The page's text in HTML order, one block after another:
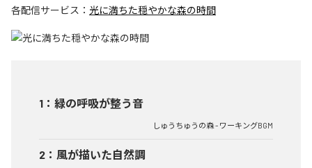
各配信サービス： 光に満ちた穏やかな森の時間
1 ： 緑の呼吸が整う音
しゅうちゅうの森 - ワーキングBGM
2 ： 風が描いた自然調